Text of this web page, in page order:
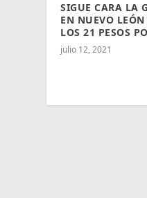
SIGUE CARA LA
EN NUEVO LEÓN
LOS 21 PESOS
julio 12, 2021